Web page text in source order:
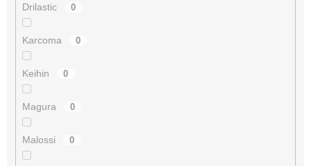
Drilastic 0
Karcoma 0
Keihin 0
Magura 0
Malossi 0